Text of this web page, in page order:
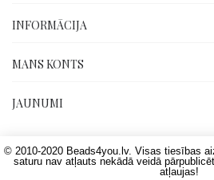
INFORMĀCIJA
MANS KONTS
JAUNUMI
© 2010-2020 Beads4you.lv. Visas tiesības
saturu nav atļauts nekādā veidā
atļaujas!